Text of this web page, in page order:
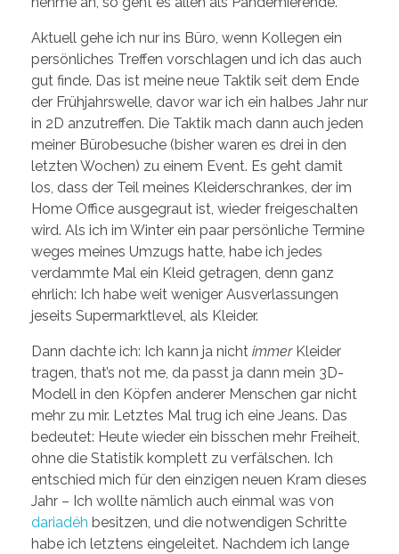
Aktuell gehe ich nur ins Büro, wenn Kollegen ein
persönliches Treffen vorschlagen und ich das auch
gut finde. Das ist meine neue Taktik seit dem Ende
der Frühjahrswelle, davor war ich ein halbes Jahr nur
in 2D anzutreffen. Die Taktik mach dann auch jeden
meiner Bürobesuche (bisher waren es drei in den
letzten Wochen) zu einem Event. Es geht damit
los, dass der Teil meines Kleiderschrankes, der im
Home Office ausgegraut ist, wieder freigeschalten
wird. Als ich im Winter ein paar persönliche Termine
weges meines Umzugs hatte, habe ich jedes
verdammte Mal ein Kleid getragen, denn ganz
ehrlich: Ich habe weit weniger Ausverlassungen
jeseits Supermarktlevel, als Kleider.
Dann dachte ich: Ich kann ja nicht immerKleider
tragen, that’s not me, da passt ja dann mein 3D-
Modell in den Köpfen anderer Menschen gar nicht
mehr zu mir. Letztes Mal trug ich eine Jeans. Das
bedeutet: Heute wieder ein bisschen mehr Freiheit,
ohne die Statistik komplett zu verfälschen. Ich
entschied mich für den einzigen neuen Kram dieses
Jahr – Ich wollte nämlich auch einmal was von
dariadéh besitzen, und die notwendigen Schritte
habe ich letztens eingeleitet. Nachdem ich lange